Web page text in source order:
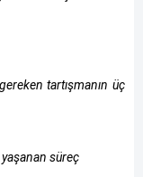
tartışmanın üç
süreç